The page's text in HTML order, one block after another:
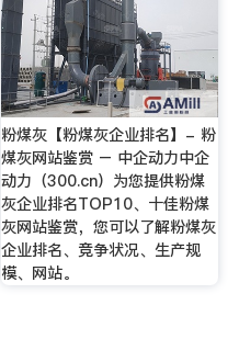
粉煤灰【粉煤灰企业排名】- 粉
煤灰网站鉴赏 – 中企动力中企
动力（300.cn）为您提供粉煤
灰企业排名TOP10、十佳粉煤
灰网站鉴赏，您可以了解粉煤灰
企业排名、竞争状况、生产规
模、网站。